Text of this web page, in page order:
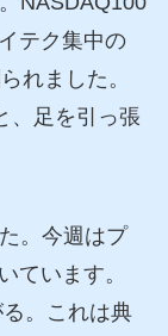
テク集中の
れました。
、足を引っ張
。今週はプ
ています。
。これは典